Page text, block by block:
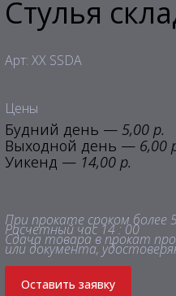
Стулья
Арт: XX SSDA
Цены
Будний день — 5,00 р.
Выходной день — 6,00
Уикенд — 14,00 р.
При прокате сроком более
Расчетный час 14 : 00
Сдача товара в прокат
или документа,
Оставить заявку